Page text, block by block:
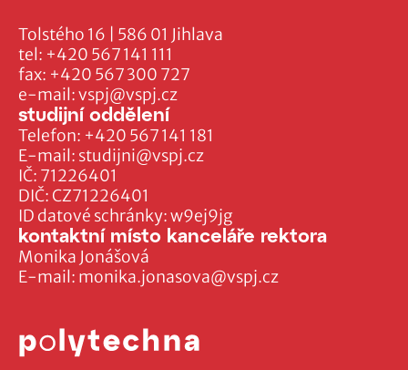
Tolstého 16 | 586 01 Jihlava
tel: +420 567 141 111
fax: +420 567 300 727
e-mail:vspj@vspj.cz
IČ: 71226401
DIČ: CZ71226401
ID datové schránky: w9ej9jg
studijní oddělení
Telefon: +420 567 141 181
E-mail: studijni@vspj.cz
kontaktní místo kanceláře rektora
Monika Jonášová
E-mail: monika.jonasova@vspj.cz